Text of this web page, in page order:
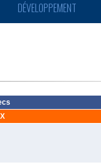
DÉVELOPPEMENT